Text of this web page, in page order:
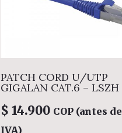
PATCH CORD U/UTP
GIGALAN CAT.6 – LSZH –
$ 14.900 COP (antes de
IVA)